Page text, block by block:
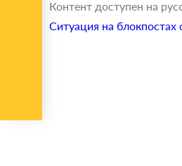
Контент доступен на
Ситуация на блокпостах